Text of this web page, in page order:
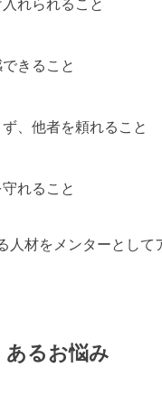
れられること
きること
、他者を頼れること
れること
人材をメンターとして
あるお悩み